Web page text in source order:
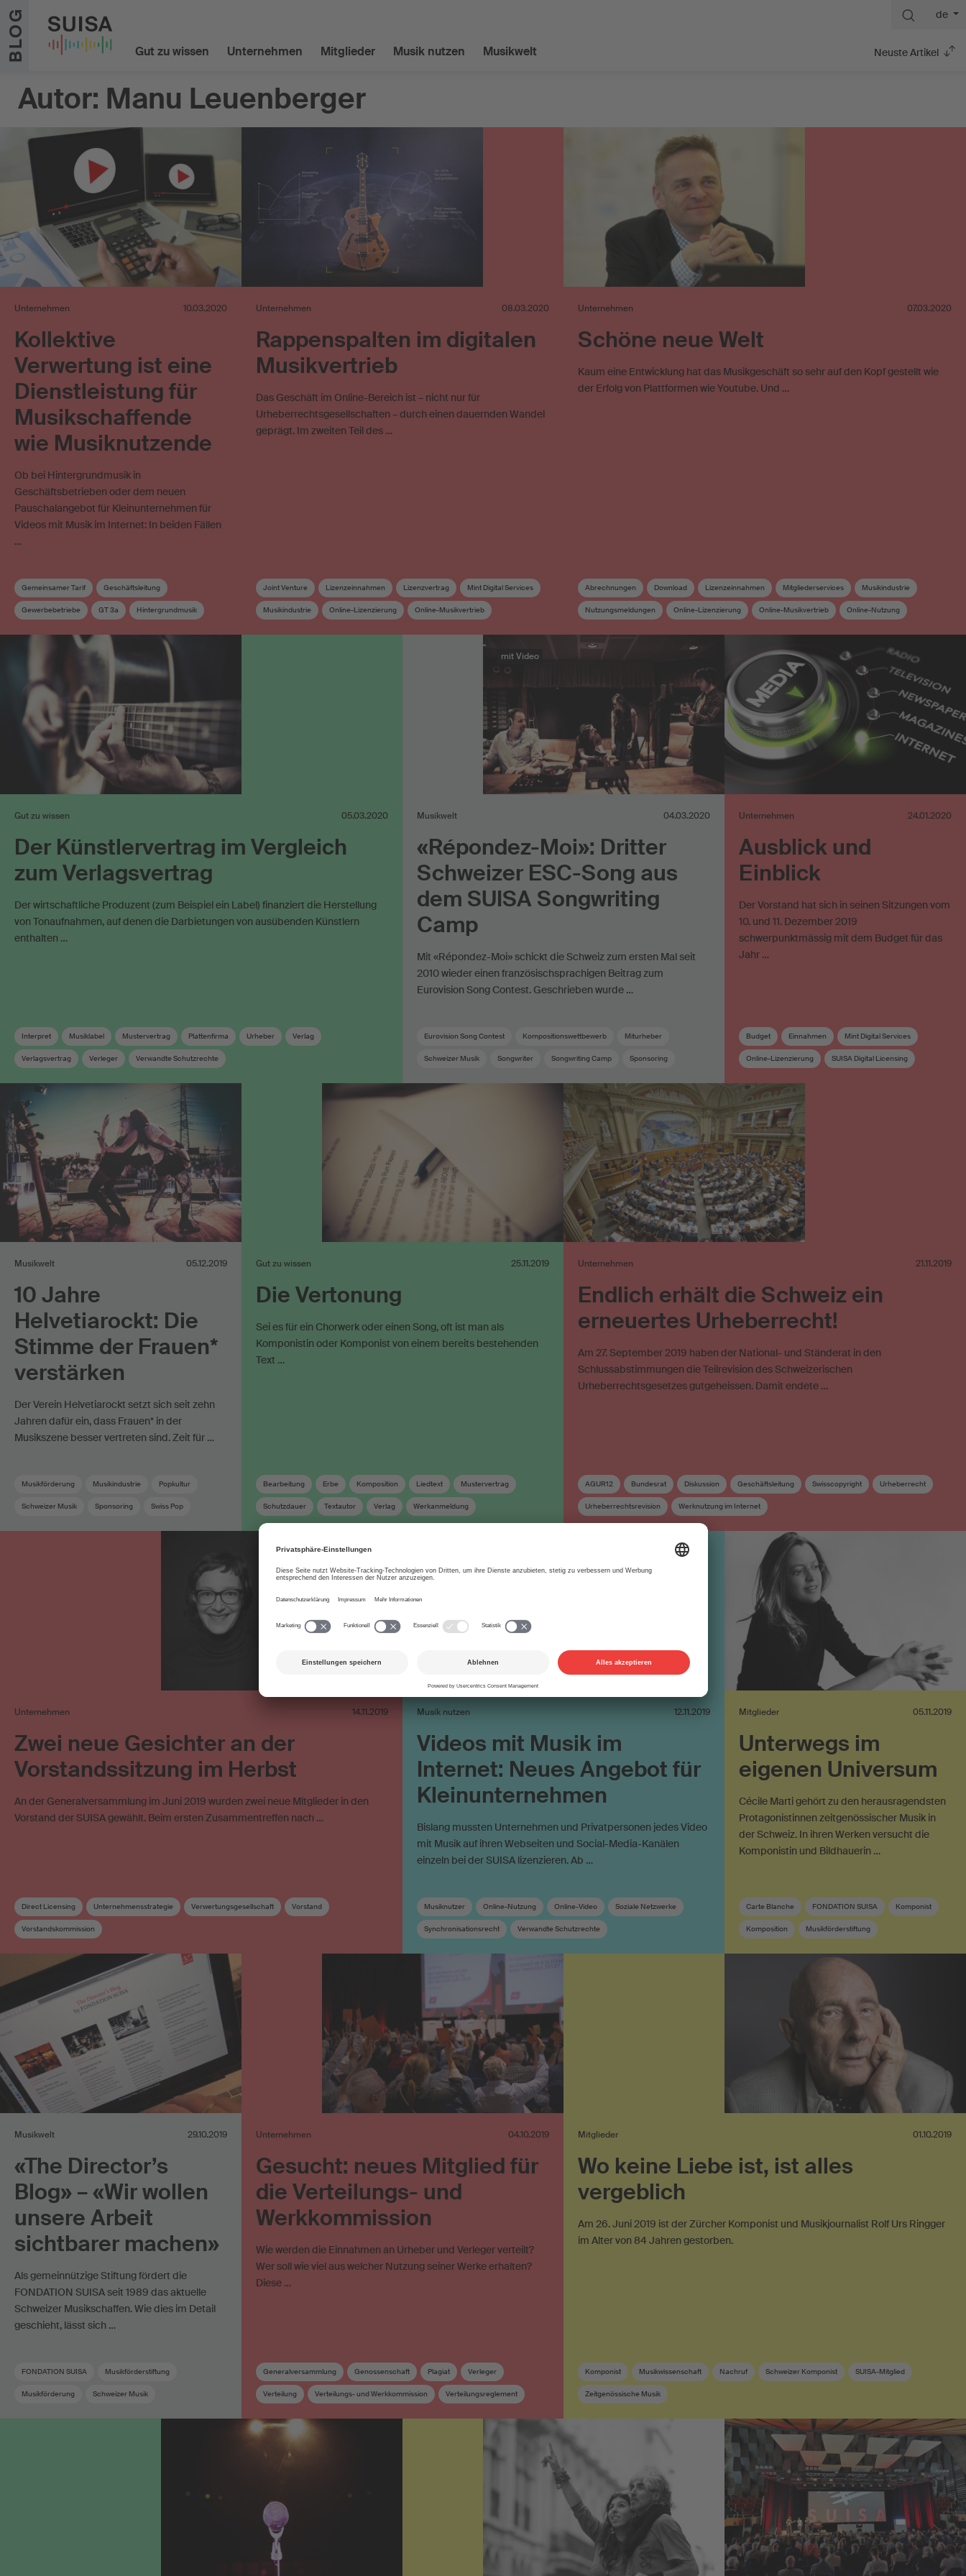
Zum Inhalt springen
BLOG Gut zu wissen Unternehmen Mitglieder Musik nutzen Musikwelt
de
Neuste Artikel
Autor: Manu Leuenberger
Unternehmen 10.03.2020
Kollektive
Verwertung ist eine
Dienstleistung für
Musikschaffende
wie Musiknutzende
Ob bei Hintergrundmusik in
Geschäftsbetrieben oder dem neuen
Pauschalangebot für Kleinunternehmen für
Videos mit Musik im Internet: In beiden Fällen
…
Gemeinsamer Tarif Geschäftsleitung
Gewerbebetriebe GT 3a Hintergrundmusik
Online-Nutzung Online-Video
Unternehmen 08.03.2020
Rappenspalten im digitalen
Musikvertrieb
Das Geschäft im Online-Bereich ist – nicht nur für
Urheberrechtsgesellschaften – durch einen dauernden Wandel
geprägt. Im zweiten Teil des …
Joint Venture Lizenzeinnahmen Lizenzvertrag Mint Digital Services
Musikindustrie Online-Lizenzierung Online-Musikvertrieb
Unternehmen 07.03.2020
Schöne neue Welt
Kaum eine Entwicklung hat das Musikgeschäft so sehr auf den Kopf gestellt wie
der Erfolg von Plattformen wie Youtube. Und …
Abrechnungen Download Lizenzeinnahmen Mitgliederservices Musikindustrie
Nutzungsmeldungen Online-Lizenzierung Online-Musikvertrieb Online-Nutzung
Gut zu wissen 05.03.2020
Der Künstlervertrag im Vergleich
zum Verlagsvertrag
Der wirtschaftliche Produzent (zum Beispiel ein Label) finanziert die Herstellung
von Tonaufnahmen, auf denen die Darbietungen von ausübenden Künstlern
enthalten …
Interpret Musiklabel Mustervertrag Plattenfirma Urheber Verlag
Verlagsvertrag Verleger Verwandte Schutzrechte
mit Video
Musikwelt 04.03.2020
«Répondez-Moi»: Dritter
Schweizer ESC-Song aus
dem SUISA Songwriting
Camp
Mit «Répondez-Moi» schickt die Schweiz zum ersten Mal seit
2010 wieder einen französischsprachigen Beitrag zum
Eurovision Song Contest. Geschrieben wurde …
Eurovision Song Contest Kompositionswettbewerb Miturheber
Schweizer Musik Songwriter Songwriting Camp Sponsoring
Unternehmen 24.01.2020
Ausblick und
Einblick
Der Vorstand hat sich in seinen Sitzungen vom
10. und 11. Dezember 2019
schwerpunktmässig mit dem Budget für das
Jahr …
Budget Einnahmen Mint Digital Services
Online-Lizenzierung SUISA Digital Licensing
Verteilungs- und Werkkommission
Verteilungsreglement
Vorstand Vorstandskommission
Musikwelt 05.12.2019
10 Jahre
Helvetiarockt: Die
Stimme der Frauen*
verstärken
Der Verein Helvetiarockt setzt sich seit zehn
Jahren dafür ein, dass Frauen* in der
Musikszene besser vertreten sind. Zeit für …
Musikförderung Musikindustrie Popkultur
Schweizer Musik Sponsoring Swiss Pop
Gut zu wissen 25.11.2019
Die Vertonung
Sei es für ein Chorwerk oder einen Song, oft ist man als
Komponistin oder Komponist von einem bereits bestehenden
Text …
Bearbeitung Erbe Komposition Liedtext Mustervertrag
Schutzdauer Textautor Verlag Werkanmeldung
Unternehmen 21.11.2019
Endlich erhält die Schweiz ein
erneuertes Urheberrecht!
Am 27. September 2019 haben der National- und Ständerat in den
Schlussabstimmungen die Teilrevision des Schweizerischen
Urheberrechtsgesetzes gutgeheissen. Damit endete …
AGUR12 Bundesrat Diskussion Geschäftsleitung Swisscopyright Urheberrecht
Urheberrechtsrevision Werknutzung im Internet
Unternehmen 14.11.2019
Zwei neue Gesichter an der
Vorstandssitzung im Herbst
An der Generalversammlung im Juni 2019 wurden zwei neue Mitglieder in den
Vorstand der SUISA gewählt. Beim ersten Zusammentreffen nach …
Direct Licensing Unternehmensstrategie Verwertungsgesellschaft Vorstand
Vorstandskommission
Musik nutzen 12.11.2019
Videos mit Musik im
Internet: Neues Angebot für
Kleinunternehmen
Bislang mussten Unternehmen und Privatpersonen jedes Video
mit Musik auf ihren Webseiten und Social-Media-Kanälen
einzeln bei der SUISA lizenzieren. Ab …
Musiknutzer Online-Nutzung Online-Video Soziale Netzwerke
Synchronisationsrecht Verwandte Schutzrechte
Mitglieder 05.11.2019
Unterwegs im
eigenen Universum
Cécile Marti gehört zu den herausragendsten
Protagonistinnen zeitgenössischer Musik in
der Schweiz. In ihren Werken versucht die
Komponistin und Bildhauerin …
Carte Blanche FONDATION SUISA Komponist
Komposition Musikförderstiftung
Musikwelt 29.10.2019
«The Director’s
Blog» – «Wir wollen
unsere Arbeit
sichtbarer machen»
Als gemeinnützige Stiftung fördert die
FONDATION SUISA seit 1989 das aktuelle
Schweizer Musikschaffen. Wie dies im Detail
geschieht, lässt sich …
FONDATION SUISA Musikförderstiftung
Musikförderung Schweizer Musik
Unternehmen 04.10.2019
Gesucht: neues Mitglied für
die Verteilungs- und
Werkkommission
Wie werden die Einnahmen an Urheber und Verleger verteilt?
Wer soll wie viel aus welcher Nutzung seiner Werke erhalten?
Diese …
Generalversammlung Genossenschaft Plagiat Verleger
Verteilung Verteilungs- und Werkkommission Verteilungsreglement
Mitglieder 01.10.2019
Wo keine Liebe ist, ist alles
vergeblich
Am 26. Juni 2019 ist der Zürcher Komponist und Musikjournalist Rolf Urs Ringger
im Alter von 84 Jahren gestorben.
Komponist Musikwissenschaft Nachruf Schweizer Komponist SUISA-Mitglied
Zeitgenössische Musik